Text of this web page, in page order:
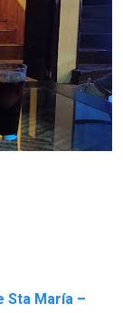
Sta María –